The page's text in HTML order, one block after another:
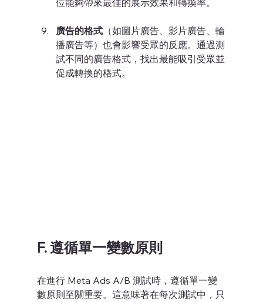
廣告的格式（如圖片廣告、影片廣告、輪
播廣告等）也會影響受眾的反應。通過測
試不同的廣告格式，找出最能吸引受眾並
促成轉換的格式。
F. 遵循單一變數原則
在進行 Meta Ads A/B 測試時，遵循單一變
數原則至關重要。這意味著在每次測試中，只